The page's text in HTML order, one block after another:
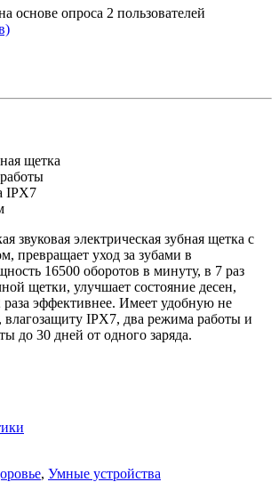
основе опроса 2 пользователей
щетка
IPX7
звуковая электрическая зубная щетка с
превращает уход за зубами в
16500 оборотов в минуту, в 7 раз
щетки, улучшает состояние десен,
раза эффективнее. Имеет удобную не
влагозащиту IPX7, два режима работы и
до 30 дней от одного заряда.
, Умные устройства